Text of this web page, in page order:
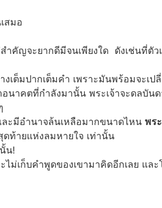
สมอ
คัญจะยากดีมีจนเพียงใด ดังเช่นที่ตัว
ต็มปากเต็มคำ เพราะมันพร้อมจะเป
าคตที่กำลังมานั้น พระเจ้าจะดลบันด
ะมีอำนาจล้นเหลือมากขนาดไหน พร
ท้ายแห่งลมหายใจ เท่านั้น
น!
เก็บคำพูดของเขามาคิดอีกเลย แล